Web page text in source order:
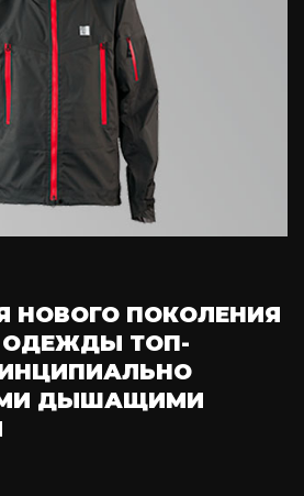
НОВОГО ПОКОЛЕНИЯ
ТОП-
ДЫШАЩИМИ